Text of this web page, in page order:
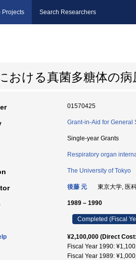
Projects Search Researchers
おける真菌多糖体の
01570425
Grant-in-Aid for General
Single-year Grants
Respiratory organ
The University of Tokyo
後藤 元 東京大学, 医
1989 – 1990
Completed (Fiscal
¥2,100,000 (Direct
Fiscal Year 1990:
Fiscal Year 1989: